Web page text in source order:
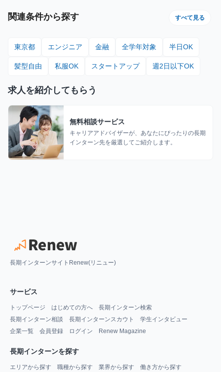
関連条件から探す すべて見る
東京都 エンジニア 金融 全学年対象 半日OK
髪型自由 私服OK スタートアップ 週2日以下OK
求人を紹介してもらう
無料相談サービス
キャリアアドバイザーが、あなたにぴったりの長期
インターン先を厳選してご紹介します。
長期インターンサイトRenew(リニュー)
サービス
トップページ はじめての方へ
長期インターン検索
長期インターン相談
長期インターンスカウト
学生インタビュー
企業一覧
会員登録 ログイン Renew Magazine
長期インターンを探す
エリアから探す 職種から探す 業界から探す
働き方から探す